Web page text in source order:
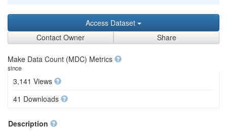
Access Dataset
Contact Owner
Share
Make Data Count (MDC) Metrics
since
3,141 Views
41 Downloads
Description